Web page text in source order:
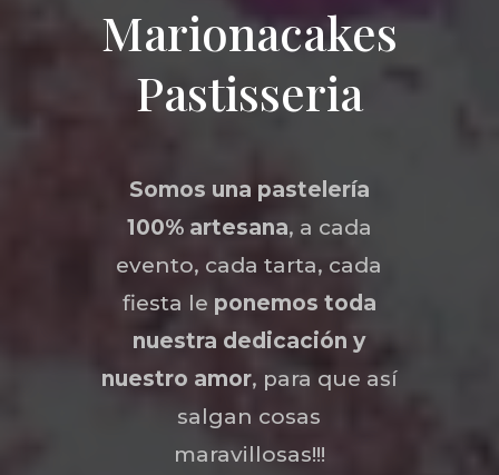
Marionacakes
Pastisseria
Somos una pastelería
100% artesana, a cada
evento, cada tarta, cada
fiesta le ponemos toda
nuestra dedicación y
nuestro amor, para que así
salgan cosas
maravillosas!!!